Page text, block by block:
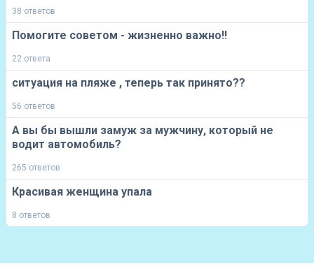
38 ответов
Помогите советом - жизненно важно!!
22 ответа
ситуация на пляже , теперь так принято??
56 ответов
А вы бы вышли замуж за мужчину, который не
водит автомобиль?
265 ответов
Красивая женщина упала
8 ответов